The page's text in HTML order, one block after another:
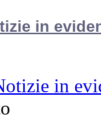
in
in